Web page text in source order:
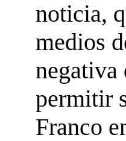
noticia,
medios
permitir
Franco